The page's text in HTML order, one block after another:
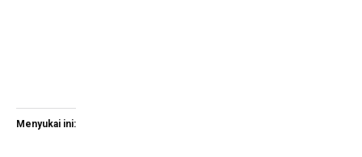
Menyukai ini: